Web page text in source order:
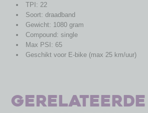
TPI: 22
Soort: draadband
Gewicht: 1080 gram
Compound: single
Max PSI: 65
Geschikt voor E-bike (max 25 km/uur)
Gerelateerde